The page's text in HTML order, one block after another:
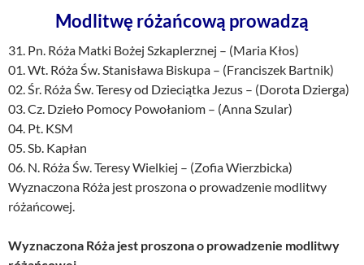
Modlitwę różańcową prowadzą
31. Pn. Róża Matki Bożej Szkaplerznej – (Maria Kłos)
01. Wt. Róża Św. Stanisława Biskupa – (Franciszek Bartnik)
02. Śr. Róża Św. Teresy od Dzieciątka Jezus – (Dorota Dzierga)
03. Cz. Dzieło Pomocy Powołaniom – (Anna Szular)
04. Pt. KSM
05. Sb. Kapłan
06. N. Róża Św. Teresy Wielkiej – (Zofia Wierzbicka)
Wyznaczona Róża jest proszona o prowadzenie modlitwy
różańcowej.
Wyznaczona Róża jest proszona o prowadzenie modlitwy